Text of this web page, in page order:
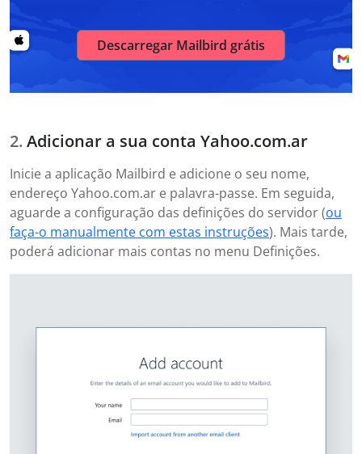
Descarregar Mailbird grátis
Adicionar a sua conta Yahoo.com.ar
Inicie a aplicação Mailbird e adicione o seu nome,
endereço Yahoo.com.ar e palavra-passe. Em seguida,
aguarde a configuração das definições do servidor (ou
faça-o manualmente com estas instruções). Mais tarde,
poderá adicionar mais contas no menu Definições.